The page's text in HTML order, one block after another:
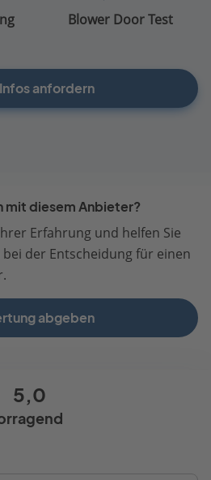
Blower Door Test
anfordern
mit diesem Anbieter?
Erfahrung und helfen Sie
der Entscheidung für einen
abgeben
5,0